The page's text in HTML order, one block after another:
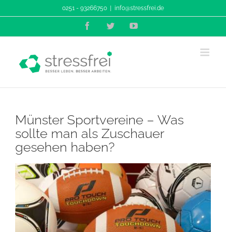
Inhalt
0251 - 93266750 info@stressfrei.de
FacebookTwitterYouTube
Münster Sportvereine – Was
sollte man als Zuschauer
gesehen haben?
Zeige
grösseres